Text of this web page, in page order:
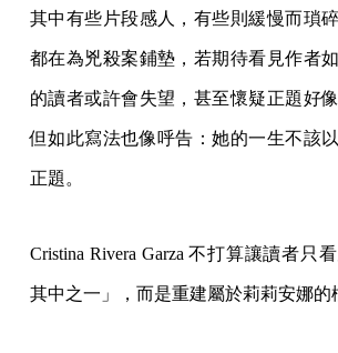
其中有些片段感人，有些則緩慢而瑣
都在為兇殺案鋪墊，若期待看見作者
的讀者或許會失望，甚至懷疑正題好
但如此寫法也像呼告：她的一生不該
正題。
Cristina Rivera Garza 不打算讓讀者只
其中之一」，而是重建屬於莉莉安娜的